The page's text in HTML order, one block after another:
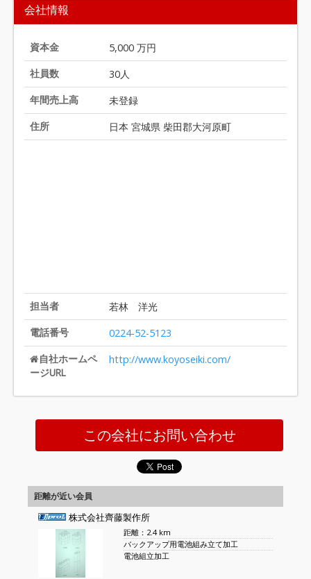
e
m
1
o
f
1
3
会社情報
資本金
5,000 万円
社員数
30人
年間売上高
未登録
住所
日本 宮城県 柴田郡大河原町
担当者
若林 洋光
電話番号
0224-52-5123
自社ホームペ
ージURL
http://www.koyoseiki.com/
この会社にお問い合わせ
距離が近い会員
株式会社齊藤製作所
距離：2.4 km
バックアップ用電池組み立て加工
電池組立加工